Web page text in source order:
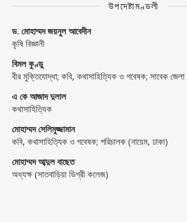
উপদেষ্টামণ্ডলী
ড. মোহাম্মদ জয়নুল আবেদীন
কৃষি বিজ্ঞানী
বিমল কুণ্ডু
বীর মুক্তিযোদ্ধা; কবি, কথাসাহিত্যিক ও গবেষক; সাবেক
এ কে আজাদ দুলাল
কথাসাহিত্যিক
মোহাম্মদ সেলিমুজ্জামান
কবি, কথাসাহিত্যিক ও গবেষক; পরিচালক (নায়েম, ঢাকা)
মোহাম্মদ আব্দুল বাছেত
অধ্যক্ষ (সাতবাড়িয়া ডিগ্রী কলেজ)